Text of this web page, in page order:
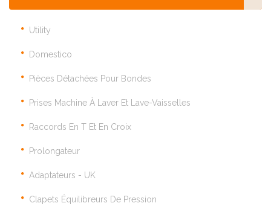
Utility
Domestico
Pièces Détachées Pour Bondes
Prises Machine À Laver Et Lave-Vaisselles
Raccords En T Et En Croix
Prolongateur
Adaptateurs - UK
Clapets Équilibreurs De Pression